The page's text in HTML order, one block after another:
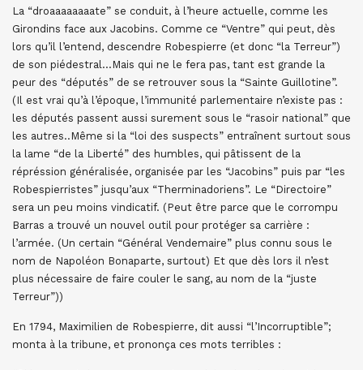
La “droaaaaaaaate” se conduit, à l’heure actuelle, comme les
Girondins face aux Jacobins. Comme ce “Ventre” qui peut, dès
lors qu’il l’entend, descendre Robespierre (et donc “la Terreur”)
de son piédestral…Mais qui ne le fera pas, tant est grande la
peur des “députés” de se retrouver sous la “Sainte Guillotine”.
(Il est vrai qu’à l’époque, l’immunité parlementaire n’existe pas :
les députés passent aussi surement sous le “rasoir national” que
les autres..Même si la “loi des suspects” entraînent surtout sous
la lame “de la Liberté” des humbles, qui pâtissent de la
répréssion généralisée, organisée par les “Jacobins” puis par “les
Robespierristes” jusqu’aux “Therminadoriens”. Le “Directoire”
sera un peu moins vindicatif. (Peut être parce que le corrompu
Barras a trouvé un nouvel outil pour protéger sa carrière :
l’armée. (Un certain “Général Vendemaire” plus connu sous le
nom de Napoléon Bonaparte, surtout) Et que dès lors il n’est
plus nécessaire de faire couler le sang, au nom de la “juste
Terreur”))
En 1794, Maximilien de Robespierre, dit aussi “l’Incorruptible”;
monta à la tribune, et prononça ces mots terribles :